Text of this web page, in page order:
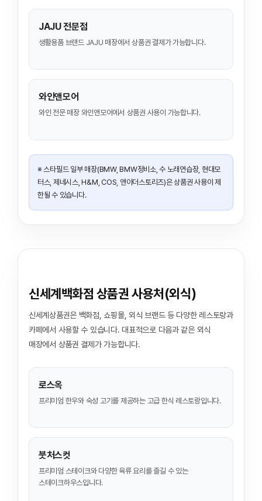
JAJU 전문점
생활용품 브랜드 JAJU 매장에서 상품권 결제가 가능합니다.
와인앤모어
와인 전문 매장 와인앤모어에서 상품권 사용이 가능합니다.
※ 스타필드 일부 매장(BMW, BMW정비소, 수 노래연습장, 현대모
터스, 제네시스, H&M, COS, 앤아더스토리즈)은 상품권 사용이 제
한될 수 있습니다.
신세계백화점 상품권 사용처(외식)
신세계상품권은 백화점, 쇼핑몰, 외식 브랜드 등 다양한 레스토랑과
카페에서 사용할 수 있습니다. 대표적으로 다음과 같은 외식
매장에서 상품권 결제가 가능합니다.
로스옥
프리미엄 한우와 숙성 고기를 제공하는 고급 한식 레스토랑입니다.
붓처스컷
프리미엄 스테이크와 다양한 육류 요리를 즐길 수 있는
스테이크하우스입니다.